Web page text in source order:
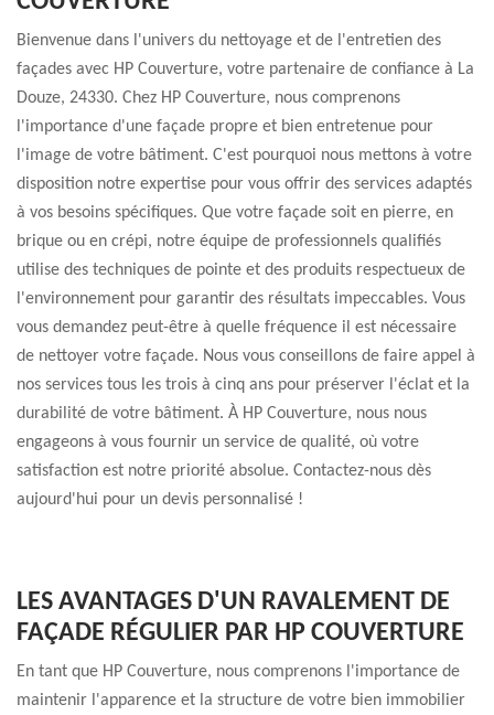
Bienvenue dans l'univers du nettoyage et de l'entretien des
façades avec HP Couverture, votre partenaire de confiance à La
Douze, 24330. Chez HP Couverture, nous comprenons
l'importance d'une façade propre et bien entretenue pour
l'image de votre bâtiment. C'est pourquoi nous mettons à votre
disposition notre expertise pour vous offrir des services adaptés
à vos besoins spécifiques. Que votre façade soit en pierre, en
brique ou en crépi, notre équipe de professionnels qualifiés
utilise des techniques de pointe et des produits respectueux de
l'environnement pour garantir des résultats impeccables. Vous
vous demandez peut-être à quelle fréquence il est nécessaire
de nettoyer votre façade. Nous vous conseillons de faire appel à
nos services tous les trois à cinq ans pour préserver l'éclat et la
durabilité de votre bâtiment. À HP Couverture, nous nous
engageons à vous fournir un service de qualité, où votre
satisfaction est notre priorité absolue. Contactez-nous dès
aujourd'hui pour un devis personnalisé !
LES AVANTAGES D'UN RAVALEMENT DE
FAÇADE RÉGULIER PAR HP COUVERTURE
En tant que HP Couverture, nous comprenons l'importance de
maintenir l'apparence et la structure de votre bien immobilier